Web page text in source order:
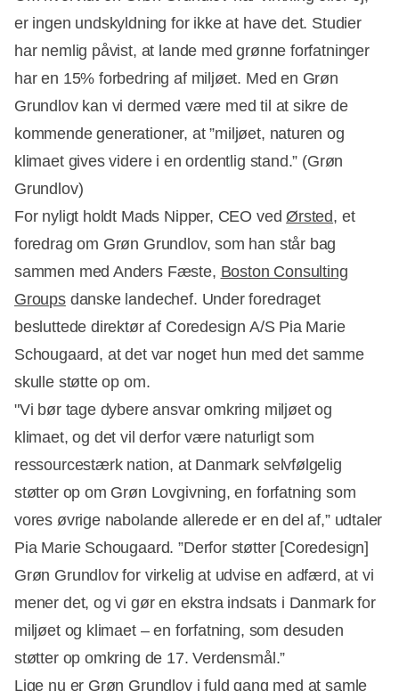
er ingen undskyldning for ikke at have det. Studier
har nemlig påvist, at lande med grønne forfatninger
har en 15% forbedring af miljøet. Med en Grøn
Grundlov kan vi dermed være med til at sikre de
kommende generationer, at ”miljøet, naturen og
klimaet gives videre i en ordentlig stand.” (Grøn
Grundlov)
For nyligt holdt Mads Nipper, CEO ved Ørsted, et
foredrag om Grøn Grundlov, som han står bag
sammen med Anders Fæste, Boston Consulting
Groupsdanske landechef. Under foredraget
besluttede direktør af Coredesign A/S Pia Marie
Schougaard, at det var noget hun med det samme
skulle støtte op om.
"Vi bør tage dybere ansvar omkring miljøet og
klimaet, og det vil derfor være naturligt som
ressourcestærk nation, at Danmark selvfølgelig
støtter op om Grøn Lovgivning, en forfatning som
vores øvrige nabolande allerede er en del af,” udtaler
Pia Marie Schougaard. ”Derfor støtter [Coredesign]
Grøn Grundlov for virkelig at udvise en adfærd, at vi
mener det, og vi gør en ekstra indsats i Danmark for
miljøet og klimaet – en forfatning, som desuden
støtter op omkring de 17. Verdensmål.”
Lige nu er Grøn Grundlov i fuld gang med at samle